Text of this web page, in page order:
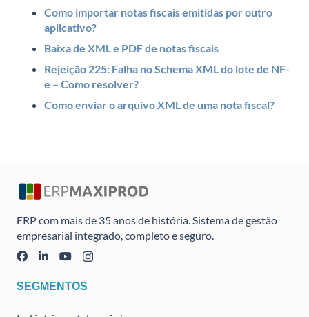
Como importar notas fiscais emitidas por outro
aplicativo?
Baixa de XML e PDF de notas fiscais
Rejeição 225: Falha no Schema XML do lote de NF-
e – Como resolver?
Como enviar o arquivo XML de uma nota fiscal?
ERP com mais de 35 anos de história. Sistema de gestão
empresarial integrado, completo e seguro.
SEGMENTOS